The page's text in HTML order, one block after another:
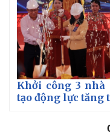
Khởi công 3 nhà
tạo động lực tăng